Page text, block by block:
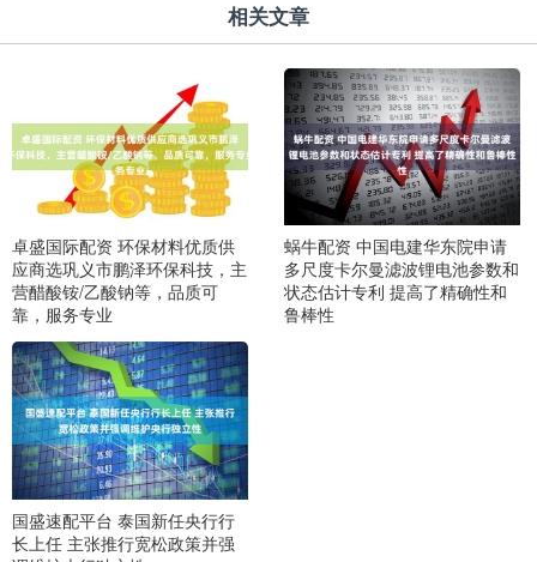
相关文章
卓盛国际配资 环保材料优质供
应商选巩义市鹏泽环保科技，主
营醋酸铵/乙酸钠等，品质可
靠，服务专业
蜗牛配资 中国电建华东院申请
多尺度卡尔曼滤波锂电池参数和
状态估计专利 提高了精确性和
鲁棒性
国盛速配平台 泰国新任央行行
长上任 主张推行宽松政策并强